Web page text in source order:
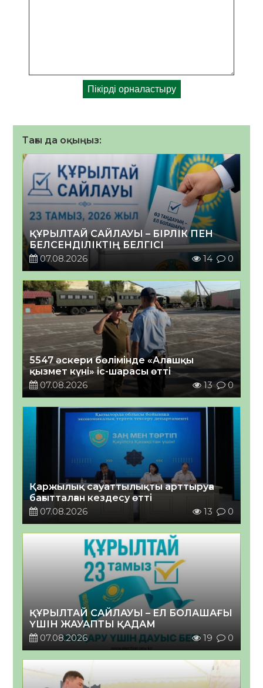
Тағы да оқыңыз:
ҚҰРЫЛТАЙ САЙЛАУЫ – БІРЛІК ПЕН
БЕЛСЕНДІЛІКТІҢ БЕЛГІСІ
07.08.2026
14 0
5547 әскери бөлімінде «Алғашқы
қызмет күні» іс-шарасы өтті
07.08.2026
13 0
Қаржылық сауаттылықты арттыруға
бағытталған кездесу өтті
07.08.2026
13 0
ҚҰРЫЛТАЙ САЙЛАУЫ – ЕЛ БОЛАШАҒЫ
ҮШІН ЖАУАПТЫ ҚАДАМ
07.08.2026
19 0